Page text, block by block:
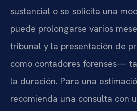
sustancial o se solicita una
puede prolongarse varios
tribunal y la presentación de
como contadores forenses—
la duración. Para una
recomienda una consulta con